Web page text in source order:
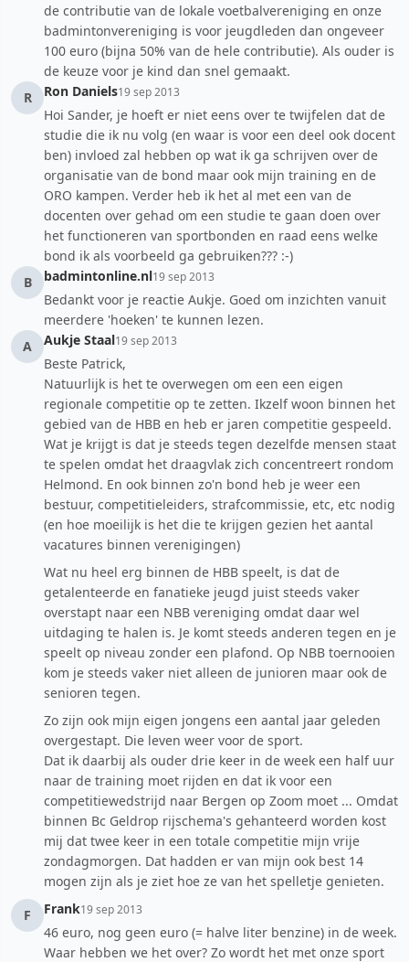
de contributie van de lokale voetbalvereniging en onze
badmintonvereniging is voor jeugdleden dan ongeveer
100 euro (bijna 50% van de hele contributie). Als ouder is
de keuze voor je kind dan snel gemaakt.
R
Ron Daniels19 sep 2013
Hoi Sander, je hoeft er niet eens over te twijfelen dat de
studie die ik nu volg (en waar is voor een deel ook docent
ben) invloed zal hebben op wat ik ga schrijven over de
organisatie van de bond maar ook mijn training en de
ORO kampen. Verder heb ik het al met een van de
docenten over gehad om een studie te gaan doen over
het functioneren van sportbonden en raad eens welke
bond ik als voorbeeld ga gebruiken??? :-)
B
badmintonline.nl19 sep 2013
Bedankt voor je reactie Aukje. Goed om inzichten vanuit
meerdere 'hoeken' te kunnen lezen.
A
Aukje Staal19 sep 2013
Beste Patrick,
Natuurlijk is het te overwegen om een een eigen
regionale competitie op te zetten. Ikzelf woon binnen het
gebied van de HBB en heb er jaren competitie gespeeld.
Wat je krijgt is dat je steeds tegen dezelfde mensen staat
te spelen omdat het draagvlak zich concentreert rondom
Helmond. En ook binnen zo'n bond heb je weer een
bestuur, competitieleiders, strafcommissie, etc, etc nodig
(en hoe moeilijk is het die te krijgen gezien het aantal
vacatures binnen verenigingen)
Wat nu heel erg binnen de HBB speelt, is dat de
getalenteerde en fanatieke jeugd juist steeds vaker
overstapt naar een NBB vereniging omdat daar wel
uitdaging te halen is. Je komt steeds anderen tegen en je
speelt op niveau zonder een plafond. Op NBB toernooien
kom je steeds vaker niet alleen de junioren maar ook de
senioren tegen.
Zo zijn ook mijn eigen jongens een aantal jaar geleden
overgestapt. Die leven weer voor de sport.
Dat ik daarbij als ouder drie keer in de week een half uur
naar de training moet rijden en dat ik voor een
competitiewedstrijd naar Bergen op Zoom moet ... Omdat
binnen Bc Geldrop rijschema's gehanteerd worden kost
mij dat twee keer in een totale competitie mijn vrije
zondagmorgen. Dat hadden er van mijn ook best 14
mogen zijn als je ziet hoe ze van het spelletje genieten.
F
Frank19 sep 2013
46 euro, nog geen euro (= halve liter benzine) in de week.
Waar hebben we het over? Zo wordt het met onze sport